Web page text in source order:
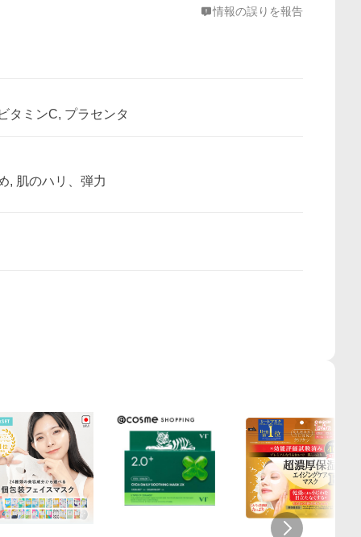
情報の誤りを報告
タミンC, プラセンタ
, 肌のハリ、弾力